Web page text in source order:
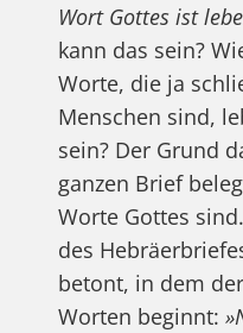
Wort Gottes ist
kann das sein?
Worte, die ja
Menschen sind,
sein? Der Grund
ganzen Brief
Worte Gottes
des
betont, in dem
Worten beginnt: